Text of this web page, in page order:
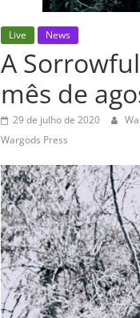
Live News
A
mês de
29 de julho de 2020
Wargods Press